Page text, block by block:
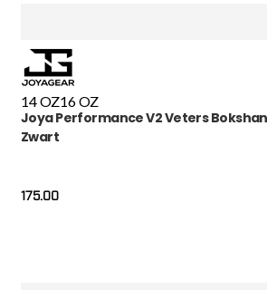
14 OZ16 OZ
Joya Performance V2 Veters
Zwart
175.00